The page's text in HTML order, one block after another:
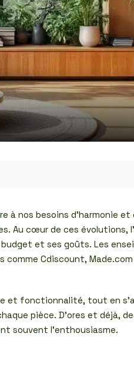
nos besoins d’harmonie et
Au cœur de ces évolutions,
et ses goûts. Les
Cdiscount,
et fonctionnalité, tout en
pièce. D’ores et déjà,
souvent l’enthousiasme.